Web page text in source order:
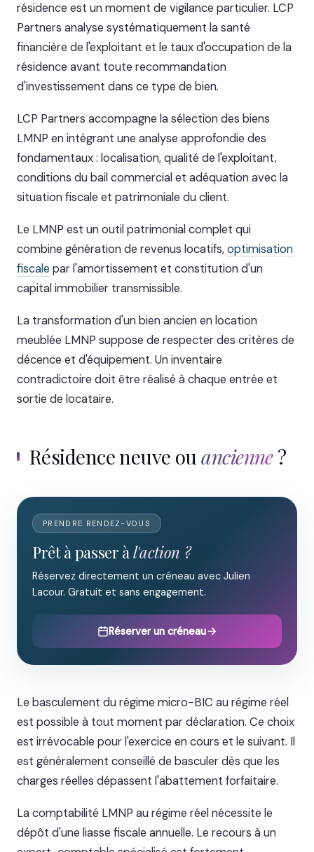
résidence est un moment de vigilance particulier. LCP
Partners analyse systématiquement la santé
financière de l'exploitant et le taux d'occupation de la
résidence avant toute recommandation
d'investissement dans ce type de bien.
LCP Partners accompagne la sélection des biens
LMNP en intégrant une analyse approfondie des
fondamentaux : localisation, qualité de l'exploitant,
conditions du bail commercial et adéquation avec la
situation fiscale et patrimoniale du client.
Le LMNP est un outil patrimonial complet qui
combine génération de revenus locatifs,optimisation
fiscale par l'amortissement et constitution d'un
capital immobilier transmissible.
La transformation d'un bien ancien en location
meublée LMNP suppose de respecter des critères de
décence et d'équipement. Un inventaire
contradictoire doit être réalisé à chaque entrée et
sortie de locataire.
Résidence neuve ouancienne?
PRENDRE RENDEZ-VOUS
Prêt à passer àl'action ?
Réservez directement un créneau avec Julien
Lacour. Gratuit et sans engagement.
Réserver un créneau
Le basculement du régime micro-BIC au régime réel
est possible à tout moment par déclaration. Ce choix
est irrévocable pour l'exercice en cours et le suivant. Il
est généralement conseillé de basculer dès que les
charges réelles dépassent l'abattement forfaitaire.
La comptabilité LMNP au régime réel nécessite le
dépôt d'une liasse fiscale annuelle. Le recours à un